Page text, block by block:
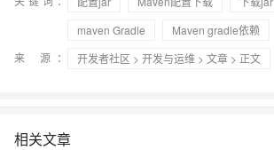
maven Gradle
Maven gradle依赖
来 源：
开发者社区 > 开发与运维 > 文章 > 正文
相关文章